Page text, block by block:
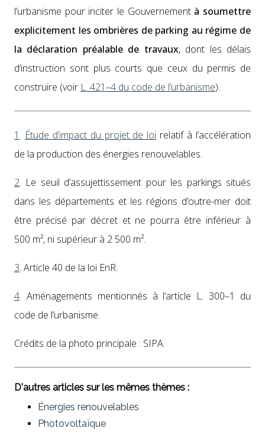
l’urbanisme pour inciter le Gou­verne­ment à soumet­tre
explicite­ment les ombrières de park­ing au régime de
la déc­la­ra­tion préal­able de travaux, dont les délais
d’instruction sont plus courts que ceux du per­mis de
con­stru­ire (voir L. 421–4 du code de l’ur­ban­isme).
1 . Étude d’impact du pro­jet de loi relatif à l’accélération
de la pro­duc­tion des éner­gies renou­ve­lables.
2. Le seuil d’assujettissement pour les park­ings situés
dans les départe­ments et les régions d’outre-mer doit
être pré­cisé par décret et ne pour­ra être inférieur à
500 m², ni supérieur à 2 500 m².
3. Arti­cle 40 de la loi EnR.
4. Amé­nage­ments men­tion­nés à l’ar­ti­cle L. 300–1 du
code de l’ur­ban­isme.
Crédits de la pho­to prin­ci­pale : SIPA.
D'autres articles sur les mêmes thèmes :
Énergies renouvelables
Photovoltaïque